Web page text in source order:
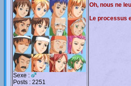
Sexe :
Posts : 2251
Oh, nous ne
Le processus